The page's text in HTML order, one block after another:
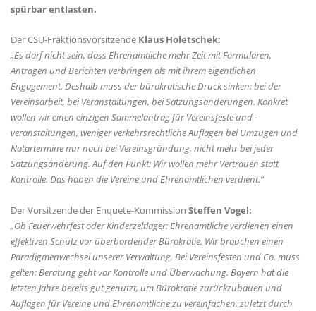
spürbar entlasten.
Der CSU-Fraktionsvorsitzende Klaus Holetschek:
Es darf nicht sein, dass Ehrenamtliche mehr Zeit mit Formularen,
Anträgen und Berichten verbringen als mit ihrem eigentlichen
Engagement. Deshalb muss der bürokratische Druck sinken: bei der
Vereinsarbeit, bei Veranstaltungen, bei Satzungsänderungen. Konkret
wollen wir einen einzigen Sammelantrag für Vereinsfeste und -
veranstaltungen, weniger verkehrsrechtliche Auflagen bei Umzügen und
Notartermine nur noch bei Vereinsgründung, nicht mehr bei jeder
Satzungsänderung. Auf den Punkt: Wir wollen mehr Vertrauen statt
Kontrolle. Das haben die Vereine und Ehrenamtlichen verdient.“
Der Vorsitzende der Enquete-Kommission Steffen Vogel:
Ob Feuerwehrfest oder Kinderzeltlager: Ehrenamtliche verdienen einen
effektiven Schutz vor überbordender Bürokratie. Wir brauchen einen
Paradigmenwechsel unserer Verwaltung. Bei Vereinsfesten und Co. muss
gelten: Beratung geht vor Kontrolle und Überwachung. Bayern hat die
letzten Jahre bereits gut genutzt, um Bürokratie zurückzubauen und
Auflagen für Vereine und Ehrenamtliche zu vereinfachen, zuletzt durch